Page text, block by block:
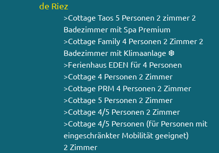
de Riez
>Cottage Taos 5 Personen 2 zimmer 2
Badezimmer mit Spa Premium
>Cottage Family 4 Personen 2 Zimmer 2
Badezimmer mit Klimaanlage ❆
>Ferienhaus EDEN für 4 Personen
>Cottage 4 Personen 2 Zimmer
>Cottage PRM 4 Personen 2 Zimmer
>Cottage 5 Personen 2 Zimmer
>Cottage 4/5 Personen 2 Zimmer
>Cottage 4/5 Personen (für Personen mit
eingeschränkter Mobilität geeignet)
2 Zimmer